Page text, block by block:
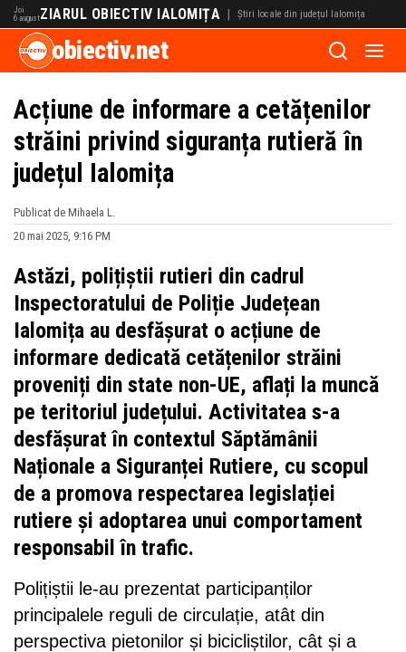
Joi
6 augustZIARUL OBIECTIV IALOMIȚA | Știri locale din județul Ialomița
obiectiv.net
Acțiune de informare a cetățenilor
străini privind siguranța rutieră în
județul Ialomița
Publicat de Mihaela L.
20 mai 2025, 9:16 PM
Astăzi, polițiștii rutieri din cadrul
Inspectoratului de Poliție Județean
Ialomița au desfășurat o acțiune de
informare dedicată cetățenilor străini
proveniți din state non-UE, aflați la muncă
pe teritoriul județului. Activitatea s-a
desfășurat în contextul Săptămânii
Naționale a Siguranței Rutiere, cu scopul
de a promova respectarea legislației
rutiere și adoptarea unui comportament
responsabil în trafic.
Polițiștii le-au prezentat participanților
principalele reguli de circulație, atât din
perspectiva pietonilor și bicicliștilor, cât și a